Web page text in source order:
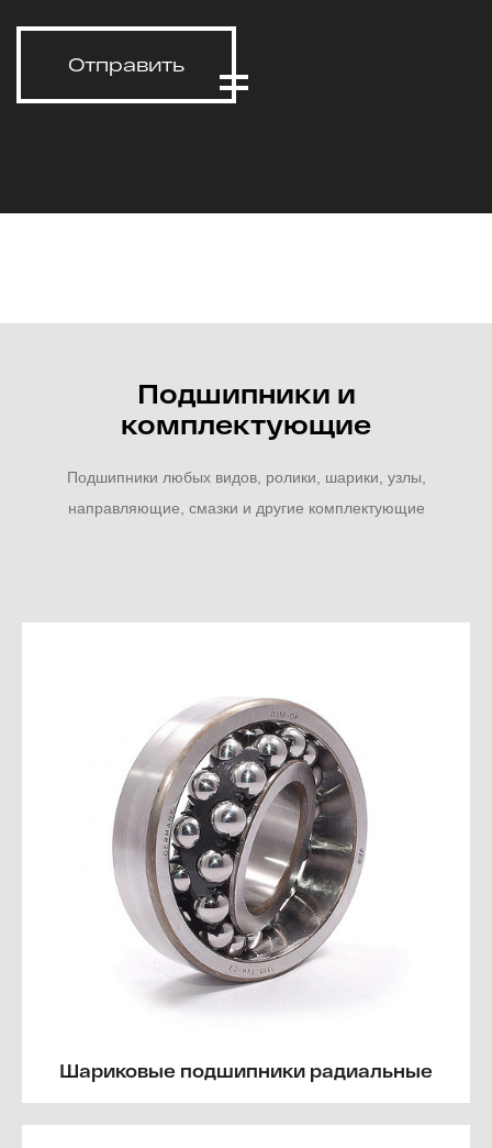
Отправить
Подшипники и
комплектующие
Подшипники любых видов, ролики, шарики, узлы,
направляющие, смазки и другие комплектующие
Шариковые подшипники радиальные